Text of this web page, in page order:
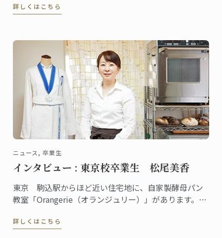
ターコンチネンタルホテル東京にある同レストランに
詳しくはこちら
ニュース, 卒業生
インタビュー : 東京校卒業生 松尾美香
東京 駒込駅からほど近い住宅地に、自家製酵母パン
教室「Orangerie（オランジュリー）」があります。の
動画をアップしている人気の自家製パン教室を主宰し
詳しくはこちら